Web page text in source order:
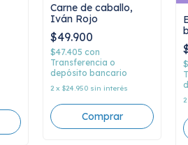
Carne de caballo,
Iván Rojo
$49.900
$47.405 con
Transferencia o
depósito bancario
2 x $24.950 sin interés
2